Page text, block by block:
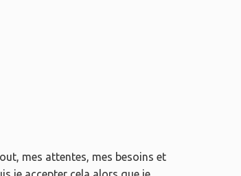
mes attentes, mes besoins et